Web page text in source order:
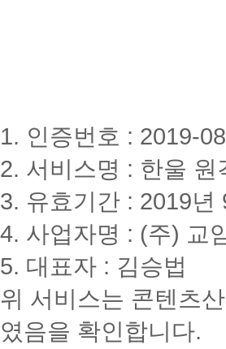
1. 인증번호 : 2019-
2. 서비스명 : 한울
3. 유효기간 : 2019년
4. 사업자명 : (주) 교
5. 대표자 : 김승법
위 서비스는 콘텐츠
였음을 확인합니다.